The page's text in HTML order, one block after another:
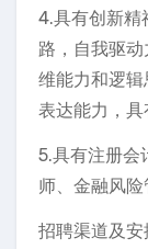
4.具有创新精
路，自我驱
维能力和逻
表达能力，具
5.具有注册会
师、金融风险
招聘渠道及安